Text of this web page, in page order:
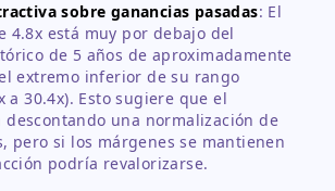
sobre ganancias pasadas: El
4.8x está muy por debajo del
de 5 años de aproximadamente
extremo inferior de su rango
a 30.4x). Esto sugiere que el
descontando una normalización de
pero si los márgenes se mantienen
podría revalorizarse.